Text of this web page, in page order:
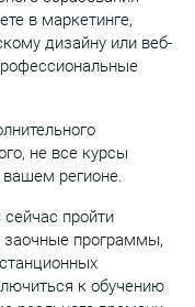
в маркетинге,
дизайну или веб-
не все курсы
регионе.
пройти
заочные программы,
к обучению